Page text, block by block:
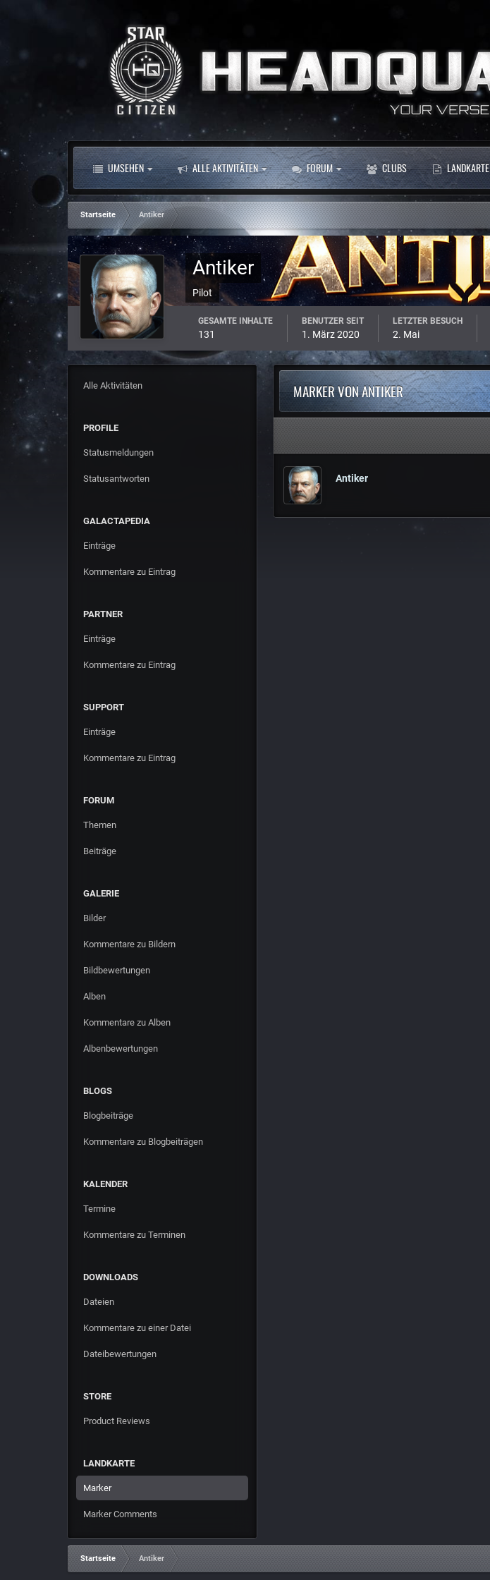
UMSEHEN ALLE AKTIVITÄTEN FORUM CLUBS LANDKARTE
Startseite
Antiker
Antiker
Pilot
GESAMTE INHALTE
131
BENUTZER SEIT
1. März 2020
LETZTER BESUCH
2. Mai
Alle Aktivitäten
PROFILE
Statusmeldungen
Statusantworten
GALACTAPEDIA
Einträge
Kommentare zu Eintrag
PARTNER
Einträge
Kommentare zu Eintrag
SUPPORT
Einträge
Kommentare zu Eintrag
FORUM
Themen
Beiträge
GALERIE
Bilder
Kommentare zu Bildern
Bildbewertungen
Alben
Kommentare zu Alben
Albenbewertungen
BLOGS
Blogbeiträge
Kommentare zu Blogbeiträgen
KALENDER
Termine
Kommentare zu Terminen
DOWNLOADS
Dateien
Kommentare zu einer Datei
Dateibewertungen
STORE
Product Reviews
LANDKARTE
Marker
Marker Comments
MARKER VON ANTIKER
Antiker
Startseite Antiker